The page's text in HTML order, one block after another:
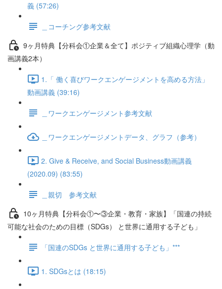
義 (57:26)
＿コーチング参考文献
9ヶ月特典【分科会①企業＆全て】ポジティブ組織心理学（動
画講義2本）
1.「 働く喜びワークエンゲージメントを高める方法」
動画講義 (39:16)
＿ワークエンゲージメント参考文献
＿ワークエンゲージメントデータ、グラフ（参考）
2. Give & Receive, and Social Business動画講義
(2020.09) (83:55)
＿親切 参考文献
10ヶ月特典【分科会①〜③企業・教育・家族】「国連の持続
可能な社会のための目標（SDGs） と世界に通用する子ども」
「国連のSDGs と世界に通用する子ども」***
1. SDGsとは (18:15)